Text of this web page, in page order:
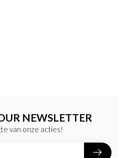
NEWSLETTER
van onze acties!